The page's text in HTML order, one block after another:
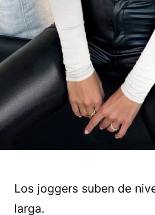
Los joggers suben de
larga.